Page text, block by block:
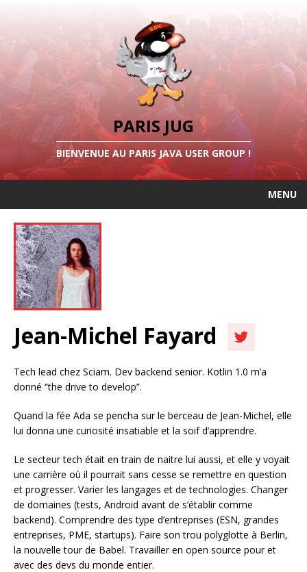
PARIS JUG
BIENVENUE AU PARIS JAVA USER GROUP !
MENU
Jean-Michel Fayard
Tech lead chez Sciam. Dev backend senior. Kotlin 1.0 m’a
donné “the drive to develop”.
Quand la fée Ada se pencha sur le berceau de Jean-Michel, elle
lui donna une curiosité insatiable et la soif d’apprendre.
Le secteur tech était en train de naitre lui aussi, et elle y voyait
une carrière où il pourrait sans cesse se remettre en question
et progresser. Varier les langages et de technologies. Changer
de domaines (tests, Android avant de s’établir comme
backend). Comprendre des type d’entreprises (ESN, grandes
entreprises, PME, startups). Faire son trou polyglotte à Berlin,
la nouvelle tour de Babel. Travailler en open source pour et
avec des devs du monde entier.